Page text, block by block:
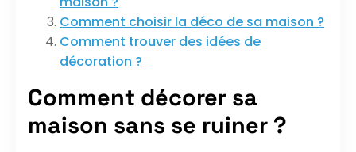
Comment choisir la déco de sa maison ?
Comment trouver des idées de
décoration ?
Comment décorer sa
maison sans se ruiner ?